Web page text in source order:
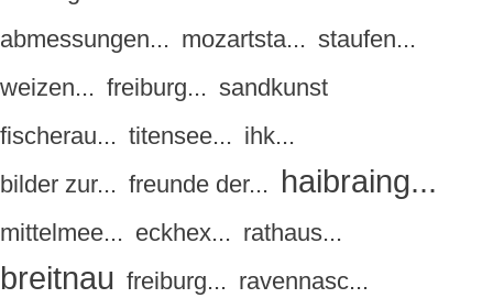
abmessungen... mozartsta... staufen...
weizen... freiburg... sandkunst
fischerau... titensee... ihk...
bilder zur... freunde der... haibraing...
mittelmee... eckhex... rathaus...
breitnau freiburg... ravennasc...